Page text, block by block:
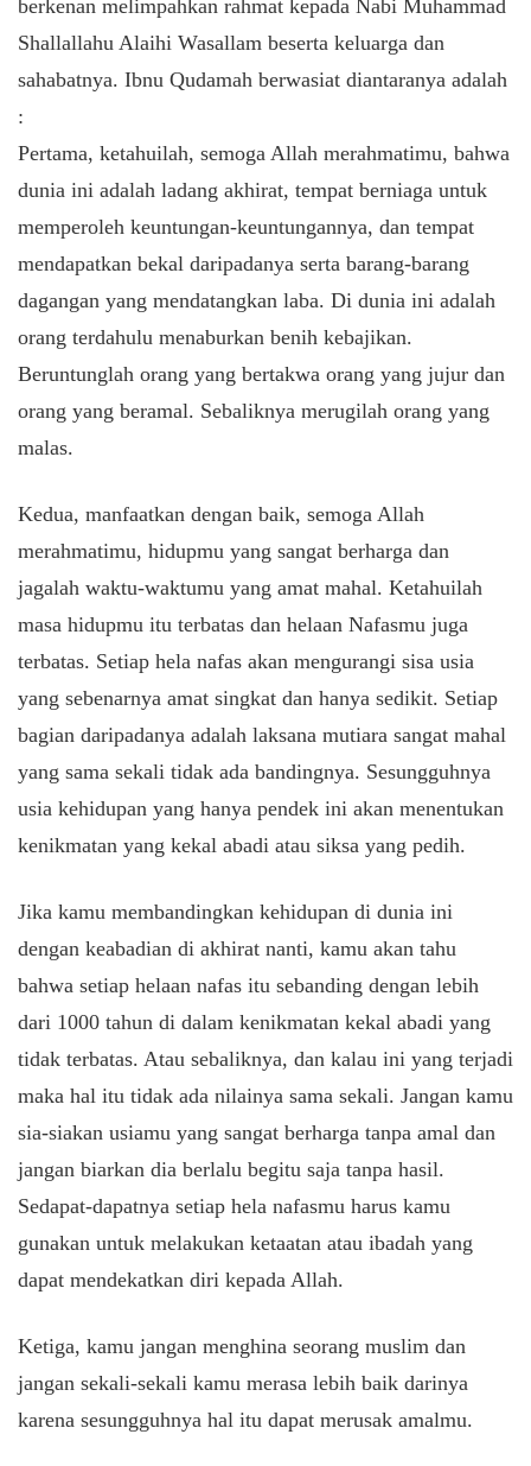
berkenan melimpahkan rahmat kepada Nabi Muhammad
Shallallahu Alaihi Wasallam beserta keluarga dan
sahabatnya. Ibnu Qudamah berwasiat diantaranya adalah
:
Pertama, ketahuilah, semoga Allah merahmatimu, bahwa
dunia ini adalah ladang akhirat, tempat berniaga untuk
memperoleh keuntungan-keuntungannya, dan tempat
mendapatkan bekal daripadanya serta barang-barang
dagangan yang mendatangkan laba. Di dunia ini adalah
orang terdahulu menaburkan benih kebajikan.
Beruntunglah orang yang bertakwa orang yang jujur dan
orang yang beramal. Sebaliknya merugilah orang yang
malas.
Kedua, manfaatkan dengan baik, semoga Allah
merahmatimu, hidupmu yang sangat berharga dan
jagalah waktu-waktumu yang amat mahal. Ketahuilah
masa hidupmu itu terbatas dan helaan Nafasmu juga
terbatas. Setiap hela nafas akan mengurangi sisa usia
yang sebenarnya amat singkat dan hanya sedikit. Setiap
bagian daripadanya adalah laksana mutiara sangat mahal
yang sama sekali tidak ada bandingnya. Sesungguhnya
usia kehidupan yang hanya pendek ini akan menentukan
kenikmatan yang kekal abadi atau siksa yang pedih.
Jika kamu membandingkan kehidupan di dunia ini
dengan keabadian di akhirat nanti, kamu akan tahu
bahwa setiap helaan nafas itu sebanding dengan lebih
dari 1000 tahun di dalam kenikmatan kekal abadi yang
tidak terbatas. Atau sebaliknya, dan kalau ini yang terjadi
maka hal itu tidak ada nilainya sama sekali. Jangan kamu
sia-siakan usiamu yang sangat berharga tanpa amal dan
jangan biarkan dia berlalu begitu saja tanpa hasil.
Sedapat-dapatnya setiap hela nafasmu harus kamu
gunakan untuk melakukan ketaatan atau ibadah yang
dapat mendekatkan diri kepada Allah.
Ketiga, kamu jangan menghina seorang muslim dan
jangan sekali-sekali kamu merasa lebih baik darinya
karena sesungguhnya hal itu dapat merusak amalmu.